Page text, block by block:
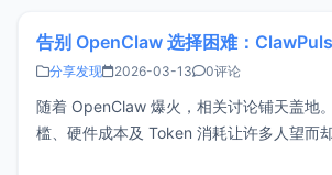
分享发现 2026-03-13 0评论
随着 OpenClaw 爆火，相关讨论铺天盖地
槛、硬件成本及 Token 消耗让许多人望而